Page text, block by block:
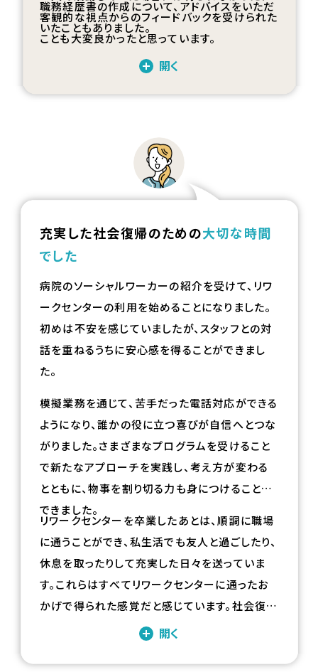
職務経歴書の作成について、アドバイスをいただ
いたこともありました。
客観的な視点からのフィードバックを受けられた
ことも大変良かったと思っています。
開く
充実した社会復帰のための大切な時間
でした
病院のソーシャルワーカーの紹介を受けて、リワ
ークセンターの利用を始めることになりました。
初めは不安を感じていましたが、スタッフとの対
話を重ねるうちに安心感を得ることができまし
た。
模擬業務を通じて、苦手だった電話対応ができる
ようになり、誰かの役に立つ喜びが自信へとつな
がりました。さまざまなプログラムを受けること
で新たなアプローチを実践し、考え方が変わる
とともに、物事を割り切る力も身につけることが
できました。
リワークセンターを卒業したあとは、順調に職場
に通うことができ、私生活でも友人と過ごしたり、
休息を取ったりして充実した日々を送っていま
す。これらはすべてリワークセンターに通ったお
かげで得られた感覚だと感じています。社会復帰
に向けた大切な時間であったと考えています。
開く